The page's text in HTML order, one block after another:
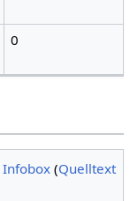
0
Infobox(Quelltext